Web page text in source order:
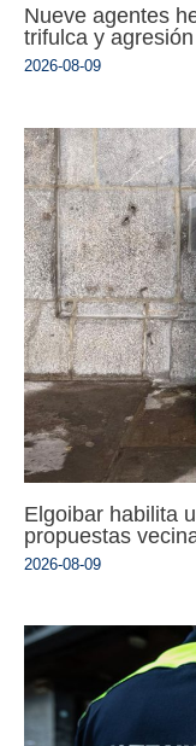
Nueve agentes
trifulca y
2026-08-09
Elgoibar habilita
propuestas
2026-08-09